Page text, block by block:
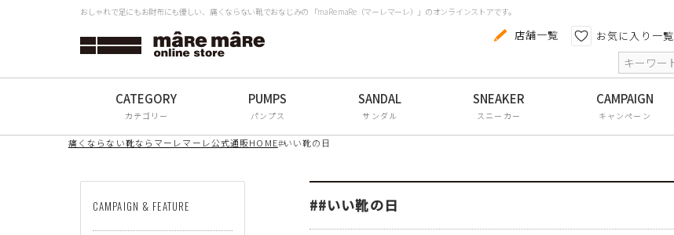
おしゃれで足にもお財布にも優しい、痛くならない靴でおなじみの 「maRe maRe（マーレマーレ）」のオンラインストアです。
店舗一覧 お気に入り一覧
カテゴリー パンプス サンダル スニーカー キャンペーン
痛くならない靴ならマーレマーレ公式通販HOME#いい靴の日
##いい靴の日
CAMPAIGN & FEATURE
タイプから探す
Women
All
ブランドから探す
コンフォートシューズ
パンプス
スニーカー
サンダル
フラットシューズ
色から探す